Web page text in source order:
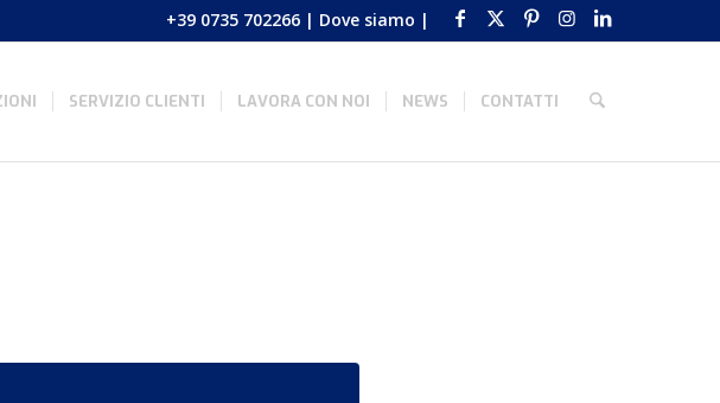
+39 0735 702266 | Dove siamo |
SERVIZIO CLIENTI LAVORA CON NOI NEWS CONTATTI